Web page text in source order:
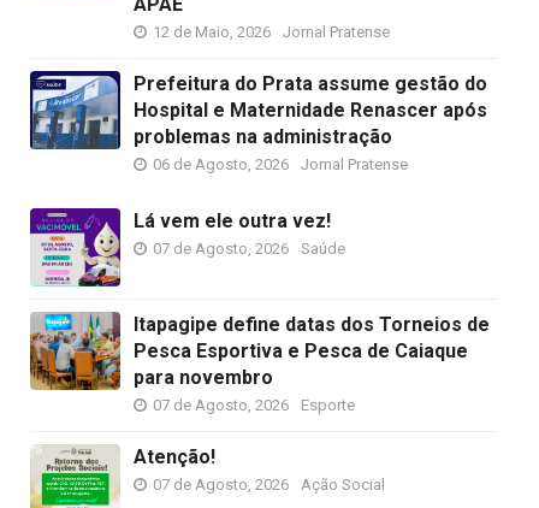
12 de Maio, 2026 Jornal Pratense
Prefeitura do Prata assume gestão do
Hospital e Maternidade Renascer após
problemas na administração
06 de Agosto, 2026 Jornal Pratense
Lá vem ele outra vez!
07 de Agosto, 2026 Saúde
Itapagipe define datas dos Torneios de
Pesca Esportiva e Pesca de Caiaque
para novembro
07 de Agosto, 2026 Esporte
Atenção!
07 de Agosto, 2026 Ação Social